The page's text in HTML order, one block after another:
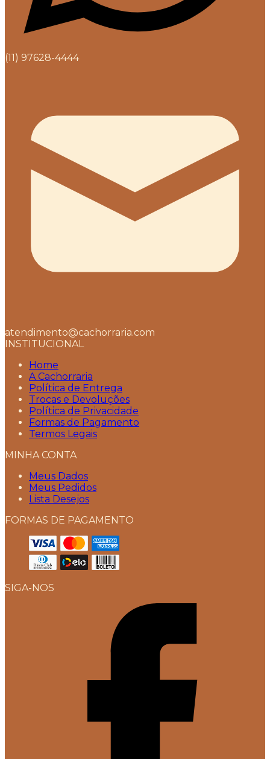
(11) 97628-4444
atendimento@cachorraria.com
INSTITUCIONAL
Home
A Cachorraria
Política de Entrega
Trocas e Devoluções
Política de Privacidade
Formas de Pagamento
Termos Legais
MINHA CONTA
Meus Dados
Meus Pedidos
Lista Desejos
FORMAS DE PAGAMENTO
SIGA-NOS